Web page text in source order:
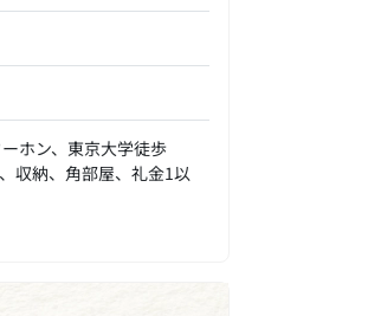
ホン、東京大学徒歩
収納、角部屋、礼金1以